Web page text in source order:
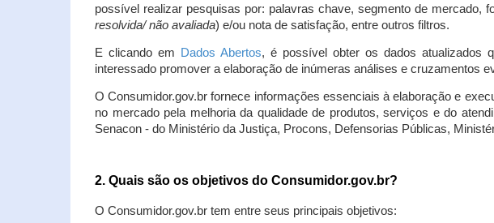
possível realizar pesquisas por: palavras chave, segmento de mercado,
resolvida/ não avaliada) e/ou nota de satisfação, entre outros filtros.
E clicando em Dados Abertos, é possível obter os dados atualizados
interessado promover a elaboração de inúmeras análises e cruzamentos
O Consumidor.gov.br fornece informações essenciais à elaboração e
no mercado pela melhoria da qualidade de produtos, serviços e do
Senacon - do Ministério da Justiça, Procons, Defensorias Públicas,
2. Quais são os objetivos do Consumidor.gov.br?
O Consumidor.gov.br tem entre seus principais objetivos: